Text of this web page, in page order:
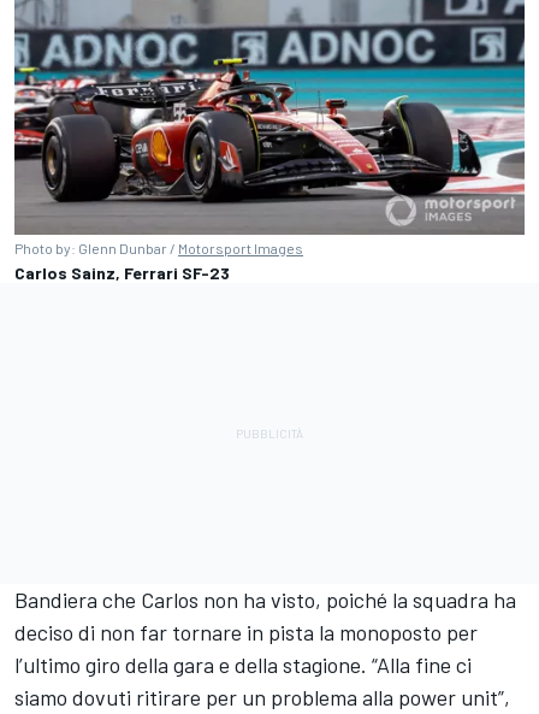
Photo by: Glenn Dunbar / Motorsport Images
Carlos Sainz, Ferrari SF-23
Bandiera che Carlos non ha visto, poiché la squadra ha
deciso di non far tornare in pista la monoposto per
l’ultimo giro della gara e della stagione. “Alla fine ci
siamo dovuti ritirare per un problema alla power unit”,